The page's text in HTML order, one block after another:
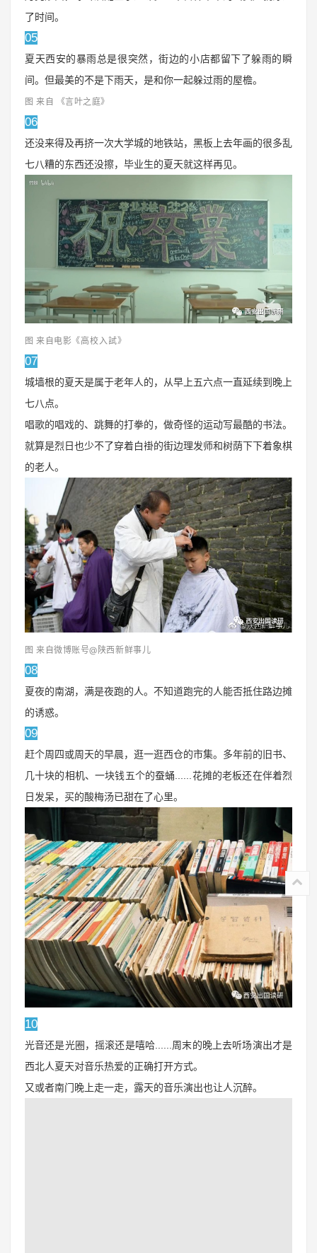
了时间。
05
夏天西安的暴雨总是很突然，街边的小店都留下了躲雨的瞬
间。但最美的不是下雨天，是和你一起躲过雨的屋檐。
图 来自 《言叶之庭》
06
还没来得及再挤一次大学城的地铁站，黑板上去年画的很多乱
七八糟的东西还没擦，毕业生的夏天就这样再见。
图 来自电影 《高校入試》
07
城墙根的夏天是属于老年人的，从早上五六点一直延续到晚上
七八点。
唱歌的唱戏的、跳舞的打拳的，做奇怪的运动写最酷的书法。
就算是烈日也少不了穿着白褂的街边理发师和树荫下下着象棋
的老人。
图 来自微博账号@陕西新鲜事儿
08
夏夜的南湖，满是夜跑的人。不知道跑完的人能否抵住路边摊
的诱惑。
09
赶个周四或周天的早晨，逛一逛西仓的市集。多年前的旧书、
几十块的相机、一块钱五个的蚕蛹......花摊的老板还在伴着烈
日发呆，买的酸梅汤已甜在了心里。
10
光音还是光圈，摇滚还是嘻哈......周末的晚上去听场演出才是
西北人夏天对音乐热爱的正确打开方式。
又或者南门晚上走一走，露天的音乐演出也让人沉醉。